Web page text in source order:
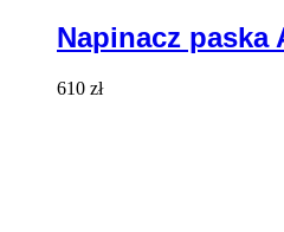
Napinacz paska
610 zł